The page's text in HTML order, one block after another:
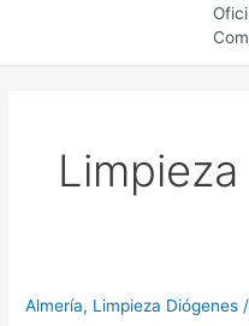
Almería, Limpieza Diógenes